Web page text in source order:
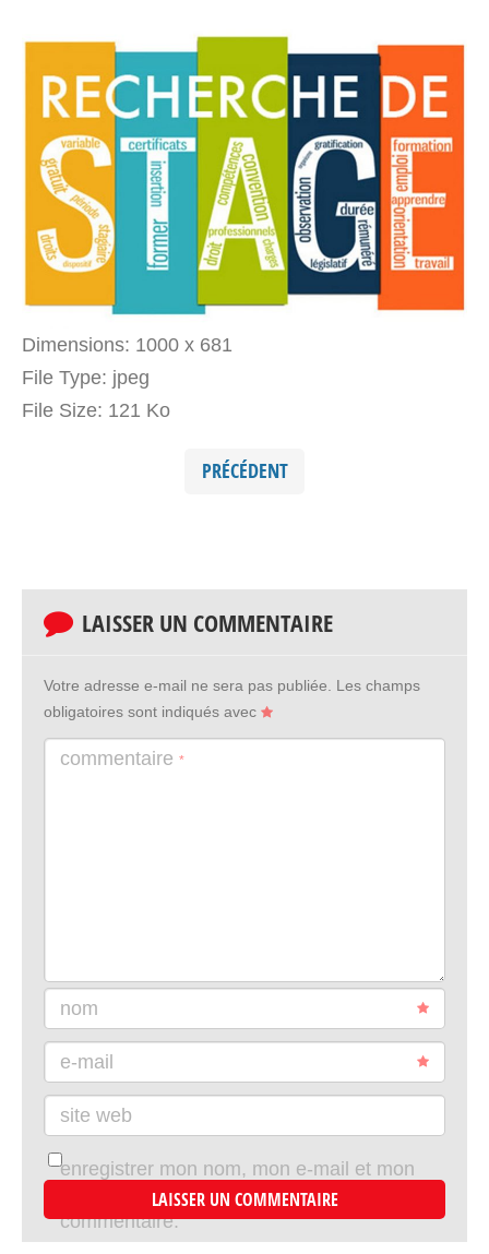
Dimensions: 1000 x 681
File Type: jpeg
File Size: 121 Ko
PRÉCÉDENT
LAISSER UN COMMENTAIRE
Votre adresse e-mail ne sera pas publiée.
Les champs
obligatoires sont indiqués avec
commentaire *
nom
e-mail
site web
enregistrer mon nom, mon e-mail et mon
site dans le navigateur pour mon prochain
commentaire.